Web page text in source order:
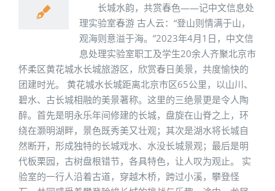
长城水韵，共赏春色——记中文信息处
理实验室春游 古人云：“登山则情满于山，
观海则意溢于海。”2023年4月1日，中文信
息处理实验室职工及学生20余人齐聚北京市
怀柔区黄花城水长城旅游区，欣赏春日美景，共度愉快的
团建时光。 黄花城水长城距离北京市区65公里，以山川、
碧水、古长城相融的美景著称。这里的三绝景更是令人陶
醉。首先是明永乐年间修建的长城，盘旋在山脊之上，环
绕在灏明湖畔，景色既秀美又壮观；其次是湖水将长城自
然断开，形成独特的长城戏水、水没长城景观；最后是明
代板栗园，古树盘根错节，各具特色，让人叹为观止。 实
验室的一行人沿着古道，穿越木桥，跨过小溪，攀登怪